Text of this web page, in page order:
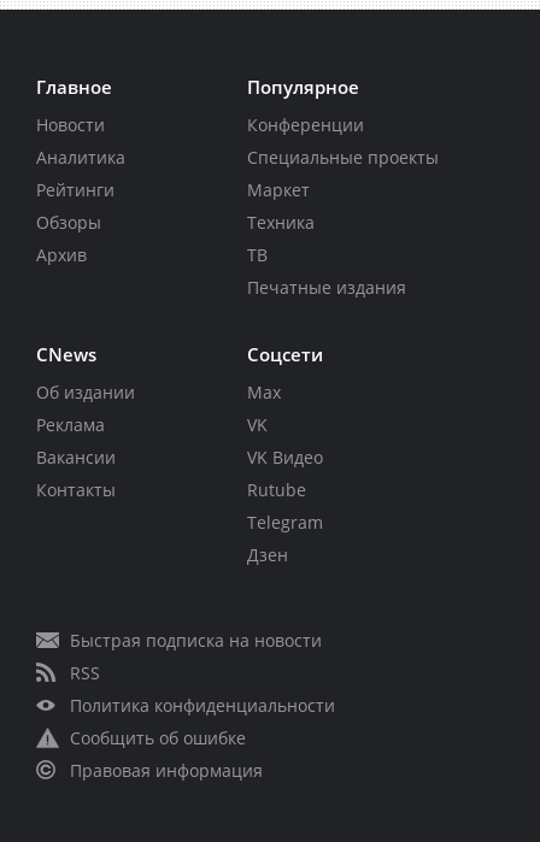
Главное
Новости
Аналитика
Рейтинги
Обзоры
Архив
Популярное
Конференции
Специальные проекты
Маркет
Техника
ТВ
Печатные издания
CNews
Об издании
Реклама
Вакансии
Контакты
Соцсети
Max
VK
VK Видео
Rutube
Telegram
Дзен
Быстрая подписка на новости
RSS
Политика конфиденциальности
Сообщить об ошибке
Правовая информация